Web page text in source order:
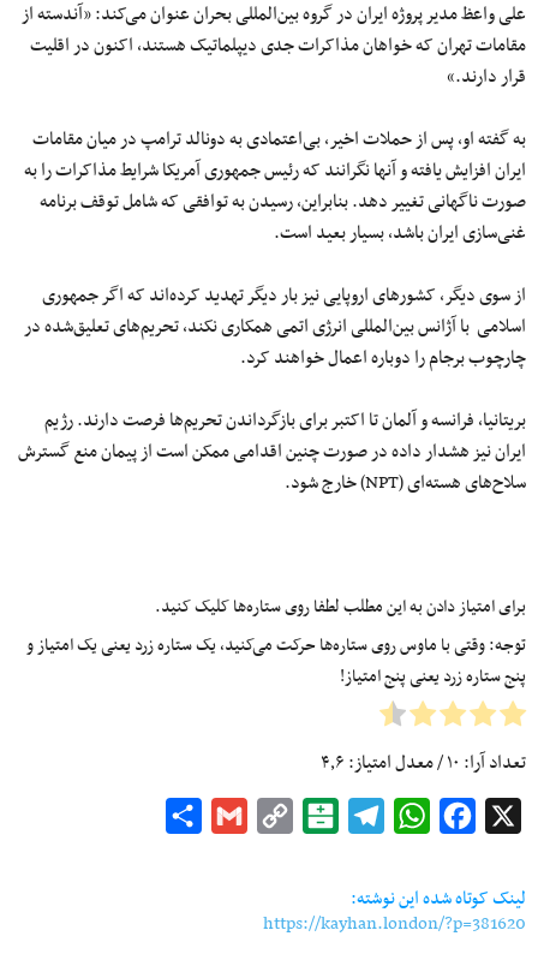
علی واعظ مدیر پروژه ایران در گروه بین‌المللی بحران عنوان می‌کند: «آندسته از
مقامات تهران که خواهان مذاکرات جدی دیپلماتیک هستند، اکنون در اقلیت
قرار دارند.»
به گفته او، پس از حملات اخیر، بی‌اعتمادی به دونالد ترامپ در میان مقامات
ایران افزایش یافته و آنها نگرانند که رئیس‌ جمهوری آمریکا شرایط مذاکرات را به‌
صورت ناگهانی تغییر دهد. بنابراین، رسیدن به توافقی که شامل توقف برنامه
غنی‌سازی ایران باشد، بسیار بعید است.
از سوی دیگر، کشورهای اروپایی نیز بار دیگر تهدید کرده‌اند که اگر جمهوری
اسلامی با آژانس بین‌المللی انرژی اتمی همکاری نکند، تحریم‌های تعلیق‌شده در
چارچوب برجام را دوباره اعمال خواهند کرد.
بریتانیا، فرانسه و آلمان تا اکتبر برای بازگرداندن تحریم‌ها فرصت دارند. رژیم
ایران نیز هشدار داده در صورت چنین اقدامی ممکن است از پیمان منع گسترش
سلاح‌های هسته‌ای (NPT) خارج شود.
برای امتیاز دادن به این مطلب لطفا روی ستاره‌ها کلیک کنید.
توجه: وقتی با ماوس روی ستاره‌ها حرکت می‌کنید، یک ستاره زرد یعنی یک امتیاز و
پنج ستاره زرد یعنی پنج امتیاز!
تعداد آرا: ۱۰/ معدل امتیاز:۴٫۶
Facebook
WhatsApp
Telegram
Balatarin
Copy
Gmail
لینک کوتاه شده این نوشته:
https://kayhan.london/?p=381620